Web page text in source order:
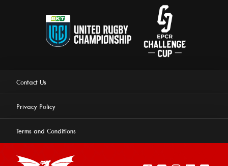
Contact Us
Privacy Policy
Terms and Conditions